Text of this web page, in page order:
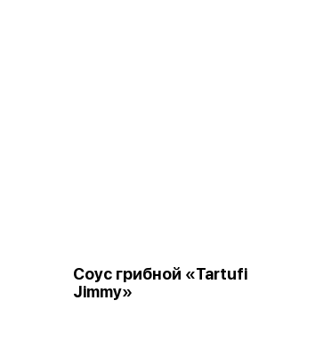
Соус грибной «Tartufi
Jimmy»